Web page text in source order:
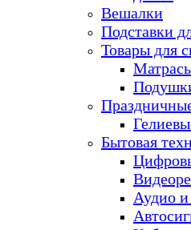
Вешалки
Подставки
Товары для
Бытовая
Аудио